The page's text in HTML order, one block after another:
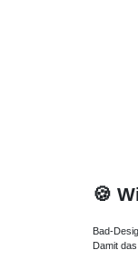
🍪
Bad-
Damit